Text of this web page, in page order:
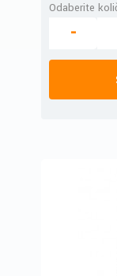
Odaberite
-